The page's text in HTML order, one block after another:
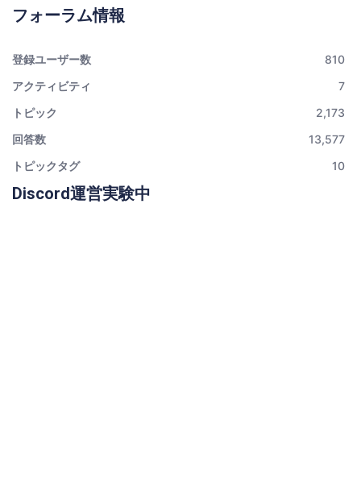
フォーラム情報
登録ユーザー数
810
アクティビティ
7
トピック
2,173
回答数
13,577
トピックタグ
10
Discord運営実験中